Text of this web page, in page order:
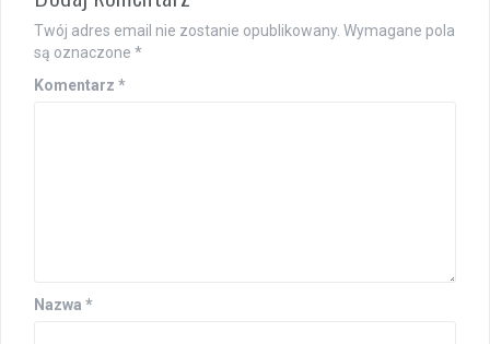
Twój adres email nie zostanie opublikowany. Wymagane pola
są oznaczone *
Komentarz *
Nazwa *